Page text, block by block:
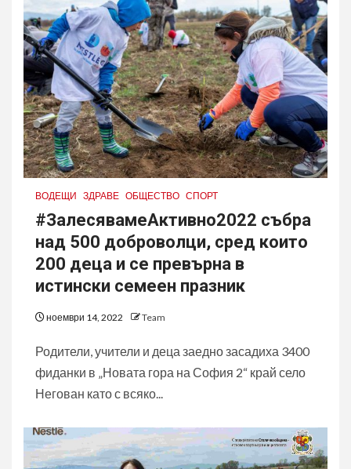
ВОДЕЩИ ЗДРАВЕ ОБЩЕСТВО СПОРТ
#ЗалесявамеАктивно2022 събра
над 500 доброволци, сред които
200 деца и се превърна в
истински семеен празник
ноември 14, 2022 Team
Родители, учители и деца заедно засадиха 3400
фиданки в „Новата гора на София 2“ край село
Негован като с всяко...